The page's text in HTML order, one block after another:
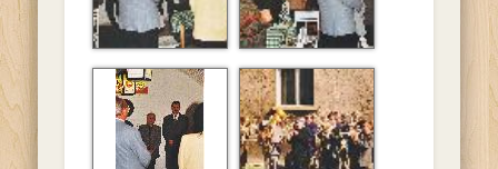
A diósdi baráti
társaság látogatása
Soroksáron.
A diósdi baráti
társaság látogatása
Soroksáron.